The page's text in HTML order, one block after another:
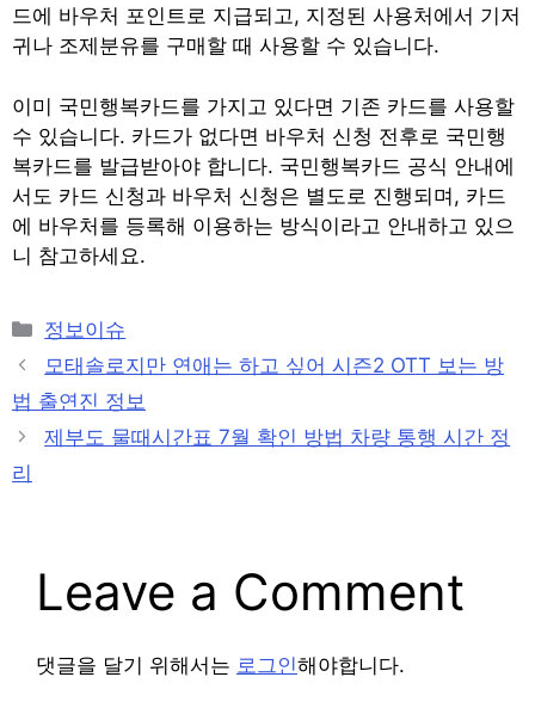
드에 바우처 포인트로 지급되고, 지정된 사용처에서 기저
귀나 조제분유를 구매할 때 사용할 수 있습니다.
이미 국민행복카드를 가지고 있다면 기존 카드를 사용할
수 있습니다. 카드가 없다면 바우처 신청 전후로 국민행
복카드를 발급받아야 합니다. 국민행복카드 공식 안내에
서도 카드 신청과 바우처 신청은 별도로 진행되며, 카드
에 바우처를 등록해 이용하는 방식이라고 안내하고 있으
니 참고하세요.
Categories
정보이슈
Post
navigation
모태솔로지만 연애는 하고 싶어 시즌2 OTT 보는 방
법 출연진 정보
제부도 물때시간표 7월 확인 방법 차량 통행 시간 정
리
Leave a Comment
댓글을 달기 위해서는 로그인해야합니다.